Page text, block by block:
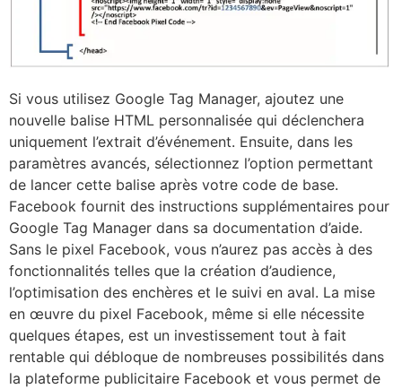
Si vous utilisez Google Tag Manager, ajoutez une
nouvelle balise HTML personnalisée qui déclenchera
uniquement l’extrait d’événement. Ensuite, dans les
paramètres avancés, sélectionnez l’option permettant
de lancer cette balise après votre code de base.
Facebook fournit des instructions supplémentaires pour
Google Tag Manager dans sa documentation d’aide.
Sans le pixel Facebook, vous n’aurez pas accès à des
fonctionnalités telles que la création d’audience,
l’optimisation des enchères et le suivi en aval. La mise
en œuvre du pixel Facebook, même si elle nécessite
quelques étapes, est un investissement tout à fait
rentable qui débloque de nombreuses possibilités dans
la plateforme publicitaire Facebook et vous permet de